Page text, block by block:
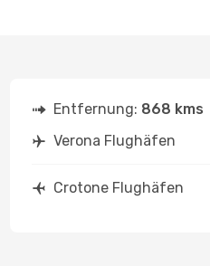
Entfernung: 868 kms
Verona Flughäfen
Crotone Flughäfen